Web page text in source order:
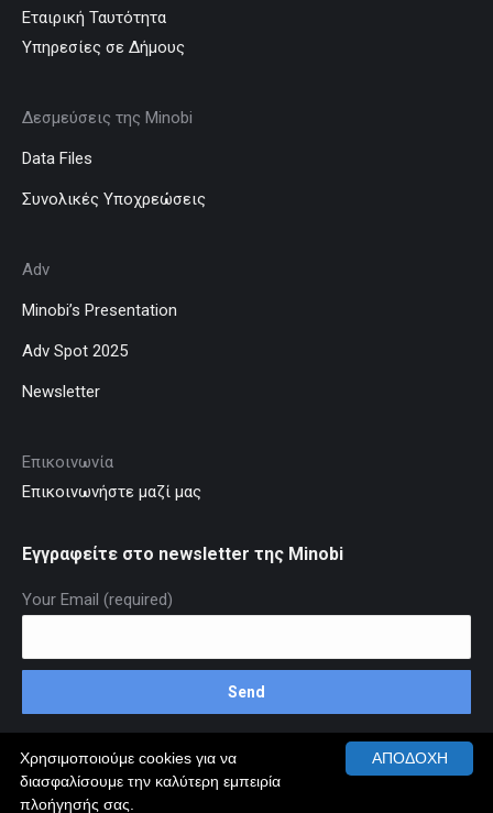
Εταιρική Ταυτότητα
Υπηρεσίες σε Δήμους
Δεσμεύσεις της Minobi
Data Files
Συνολικές Υποχρεώσεις
Adv
Minobi’s Presentation
Adv Spot 2025
Newsletter
Επικοινωνία
Επικοινωνήστε μαζί μας
Εγγραφείτε στο newsletter της Minobi
Your Email (required)
© MINOBI.GR 2026 ALL RIGHTS RESERVED
ΑΠΟΔΟΧΗ
Χρησιμοποιούμε cookies για να
διασφαλίσουμε την καλύτερη εμπειρία
πλοήγησής σας.